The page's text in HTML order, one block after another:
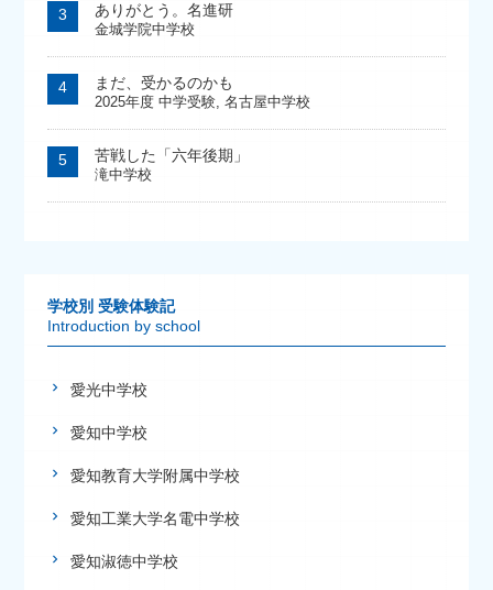
ありがとう。名進研
金城学院中学校
まだ、受かるのかも
2025年度 中学受験, 名古屋中学校
苦戦した「六年後期」
滝中学校
学校別 受験体験記
Introduction by school
愛光中学校
愛知中学校
愛知教育大学附属中学校
愛知工業大学名電中学校
愛知淑徳中学校